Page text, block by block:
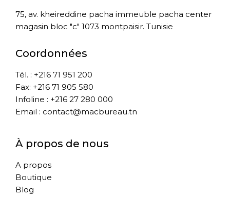
75, av. kheireddine pacha immeuble pacha center
magasin bloc "c" 1073 montpaisir. Tunisie
Coordonnées
Tél. : +216 71 951 200
Fax: +216 71 905 580
Infoline : +216 27 280 000
Email : contact@macbureau.tn
À propos de nous
A propos
Boutique
Blog